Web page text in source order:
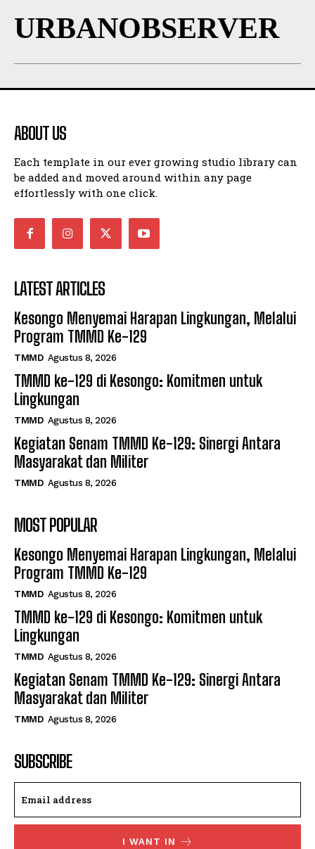
URBANOBSERVER
ABOUT US
Each template in our ever growing studio library can
be added and moved around within any page
effortlessly with one click.
LATEST ARTICLES
Kesongo Menyemai Harapan Lingkungan, Melalui
Program TMMD Ke-129
TMMD Agustus 8, 2026
TMMD ke-129 di Kesongo: Komitmen untuk
Lingkungan
TMMD Agustus 8, 2026
Kegiatan Senam TMMD Ke-129: Sinergi Antara
Masyarakat dan Militer
TMMD Agustus 8, 2026
MOST POPULAR
Kesongo Menyemai Harapan Lingkungan, Melalui
Program TMMD Ke-129
TMMD Agustus 8, 2026
TMMD ke-129 di Kesongo: Komitmen untuk
Lingkungan
TMMD Agustus 8, 2026
Kegiatan Senam TMMD Ke-129: Sinergi Antara
Masyarakat dan Militer
TMMD Agustus 8, 2026
SUBSCRIBE
I WANT IN